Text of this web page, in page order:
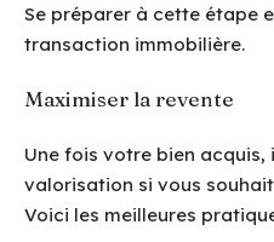
Se préparer à cette étape
transaction immobilière.
Maximiser la revente
Une fois votre bien
valorisation si vous
Voici les meilleures